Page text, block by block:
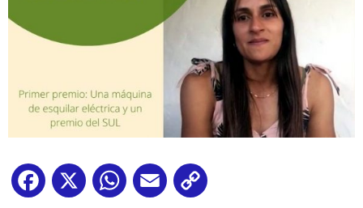
Facebook
X WhatsApp
Email